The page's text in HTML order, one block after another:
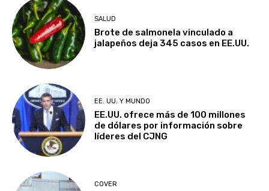
SALUD
Brote de salmonela vinculado a
jalapeños deja 345 casos en EE.UU.
EE. UU. Y MUNDO
EE.UU. ofrece más de 100 millones
de dólares por información sobre
líderes del CJNG
COVER